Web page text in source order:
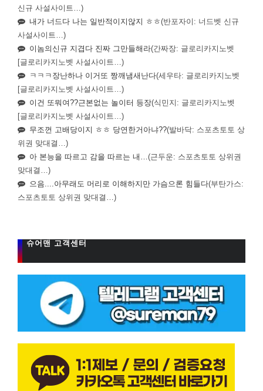
신규 사설사이트…)
내가 너드다 나는 일반적이지않지 ㅎㅎ(반포자이: 너드벳 신규
사설사이트…)
이놈의신규 지겹다 진짜 그만들해라(간짜장: 글로리카지노벳
[글로리카지노벳 사설사이트…)
ㅋㅋㅋ장난하나 이거또 짱깨냄새난다(세우타: 글로리카지노벳
[글로리카지노벳 사설사이트…)
이건 또뭐여??근본없는 놀이터 등장(식민지: 글로리카지노벳
[글로리카지노벳 사설사이트…)
무조껀 고배당이지 ㅎㅎ 당연한거아냐??(발바닥: 스포츠토토 상
위권 맞대결…)
아 본능을 따르고 감을 따르는 내…(근두운: 스포츠토토 상위권
맞대결…)
으음....아무래도 머리로 이해하지만 가슴으론 힘들다(부탄가스:
스포츠토토 상위권 맞대결…)
슈어맨 고객센터